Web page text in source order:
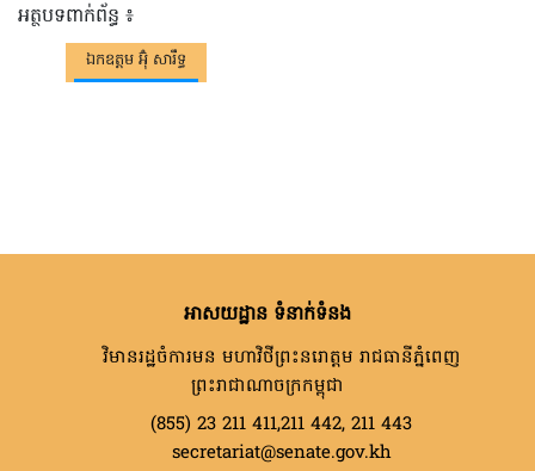
អត្ថបទពាក់ព័ន្ធ ៖
ឯកឧត្តម អ៊ុំ សារឹទ្ធ
អាសយដ្ឋាន ទំនាក់ទំនង
វិមានរដ្ឋចំការមន មហាវិថីព្រះនរោត្តម រាជធានីភ្នំពេញ
ព្រះរាជាណាចក្រកម្ពុជា
(855) 23 211 411,211 442, 211 443
secretariat@senate.gov.kh